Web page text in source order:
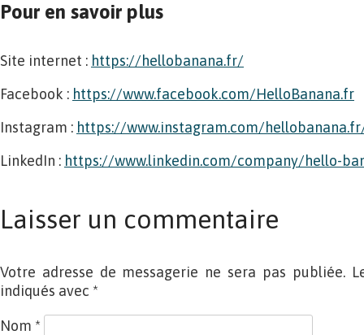
Pour en savoir plus
Site internet : https://hellobanana.fr/
Facebook : https://www.facebook.com/HelloBanana.fr
Instagram : https://www.instagram.com/
LinkedIn : https://www.linkedin.com/company/hello-
Laisser un commentaire
Votre adresse de messagerie ne sera pas publiée.
indiqués avec *
Nom *